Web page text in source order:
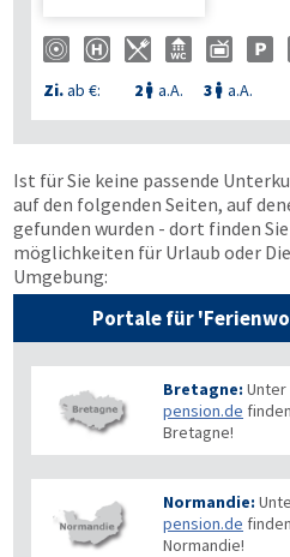
Zi.ab €: 2  a.A. 3  a.A.
Ist für Sie keine passende
auf den folgenden Seiten, auf
gefunden wurden - dort finden
möglichkeiten für Urlaub oder
Umgebung:
Portale für
Bretagne: Unter
pension.de
Bretagne!
Normandie:
pension.de
Normandie!